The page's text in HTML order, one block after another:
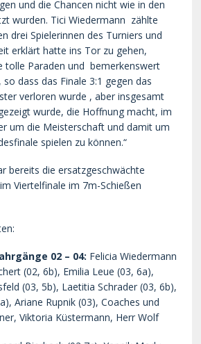
und die Chancen nicht wie in den
wurden. Tici Wiedermann zählte
drei Spielerinnen des Turniers und
erklärt hatte ins Tor zu gehen,
tolle Paraden und bemerkenswert
dass das Finale 3:1 gegen das
verloren wurde , aber insgesamt
wurde, die Hoffnung macht, im
um die Meisterschaft und damit um
spielen zu können.“
bereits die ersatzgeschwächte
Viertelfinale im 7m-Schießen
02 – 04: Felicia Wiedermann
(02, 6b), Emilia Leue (03, 6a),
(03, 5b), Laetitia Schrader (03, 6b),
Ariane Rupnik (03),Coaches und
Viktoria Küstermann, Herr Wolf